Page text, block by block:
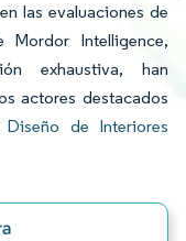
las evaluaciones de
Mordor Intelligence,
exhaustiva, han
actores destacados
de Interiores